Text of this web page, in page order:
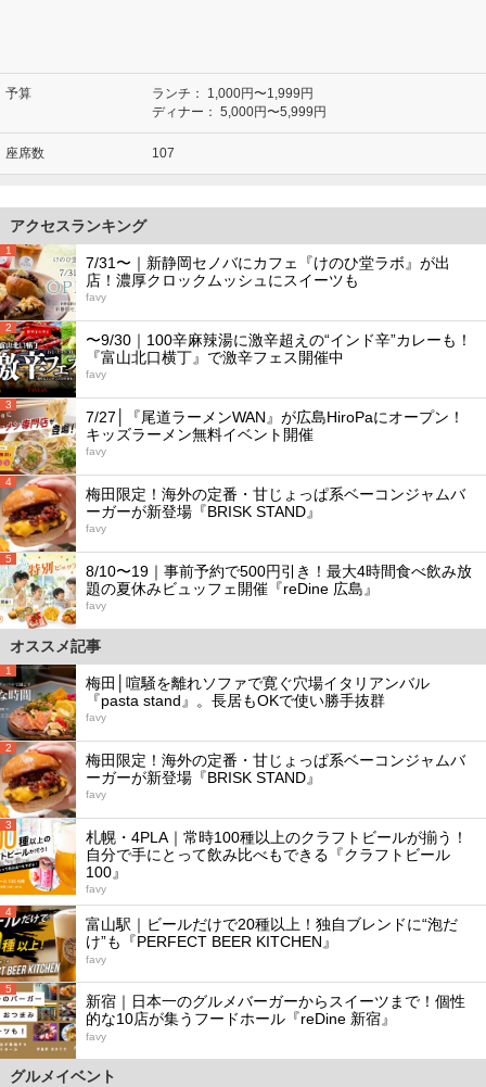
予算 ランチ：
1,000円〜1,999円
ディナー： 5,000円〜5,999円
座席数 107
アクセスランキング
1
7/31〜｜新静岡セノバにカフェ『けのひ堂ラボ』が出
店！濃厚クロックムッシュにスイーツも
favy
2
〜9/30｜100辛麻辣湯に激辛超えの“インド辛”カレーも！
『富山北口横丁』で激辛フェス開催中
favy
3
7/27│『尾道ラーメンWAN』が広島HiroPaにオープン！
キッズラーメン無料イベント開催
favy
4
梅田限定！海外の定番・甘じょっぱ系ベーコンジャムバ
ーガーが新登場『BRISK STAND』
favy
5
8/10〜19｜事前予約で500円引き！最大4時間食べ飲み放
題の夏休みビュッフェ開催『reDine 広島』
favy
オススメ記事
1
梅田│喧騒を離れソファで寛ぐ穴場イタリアンバル
『pasta stand』。長居もOKで使い勝手抜群
favy
2
梅田限定！海外の定番・甘じょっぱ系ベーコンジャムバ
ーガーが新登場『BRISK STAND』
favy
3
札幌・4PLA｜常時100種以上のクラフトビールが揃う！
自分で手にとって飲み比べもできる『クラフトビール
100』
favy
4
富山駅｜ビールだけで20種以上！独自ブレンドに“泡だ
け”も『PERFECT BEER KITCHEN』
favy
5
新宿｜日本一のグルメバーガーからスイーツまで！個性
的な10店が集うフードホール『reDine 新宿』
favy
グルメイベント